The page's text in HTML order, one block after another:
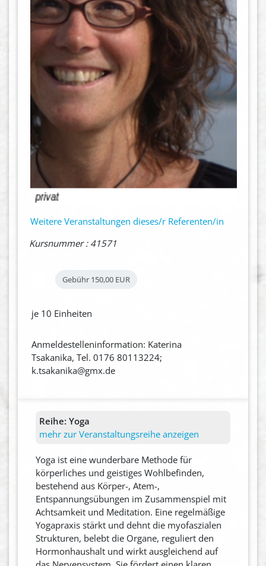
Weitere Veranstaltungen dieses/r Referenten/in
Kursnummer : 41571
Gebühr 150,00 EUR
je 10 Einheiten
Anmeldestelleninformation: Katerina
Tsakanika, Tel. 0176 80113224;
k.tsakanika@gmx.de
Reihe: Yoga
mehr zur Veranstaltungsreihe anzeigen
Yoga ist eine wunderbare Methode für
körperliches und geistiges Wohlbefinden,
bestehend aus Körper-, Atem-,
Entspannungsübungen im Zusammenspiel mit
Achtsamkeit und Meditation. Eine regelmäßige
Yogapraxis stärkt und dehnt die myofaszialen
Strukturen, belebt die Organe, reguliert den
Hormonhaushalt und wirkt ausgleichend auf